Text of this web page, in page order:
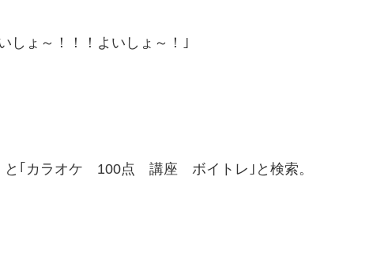
しょ～！！！よいしょ～！｣
と｢カラオケ 100点 講座 ボイトレ｣と検索。